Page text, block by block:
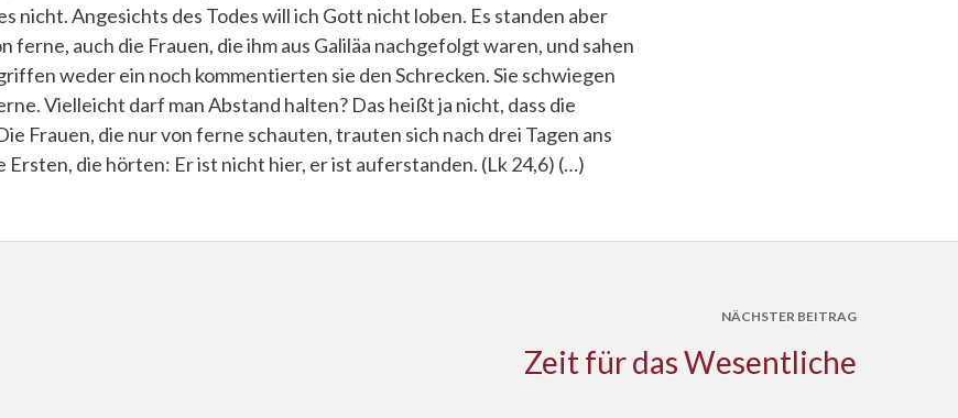
nicht. Angesichts des Todes will ich Gott nicht loben. Es standen aber
ferne, auch die Frauen, die ihm aus Galiläa nachgefolgt waren, und sahen
weder ein noch kommentierten sie den Schrecken. Sie schwiegen
Vielleicht darf man Abstand halten? Das heißt ja nicht, dass die
Frauen, die nur von ferne schauten, trauten sich nach drei Tagen ans
Ersten, die hörten: Er ist nicht hier, er ist auferstanden. (Lk 24,6) (…)
NÄCHSTER BEITRAG
Zeit für das Wesentliche